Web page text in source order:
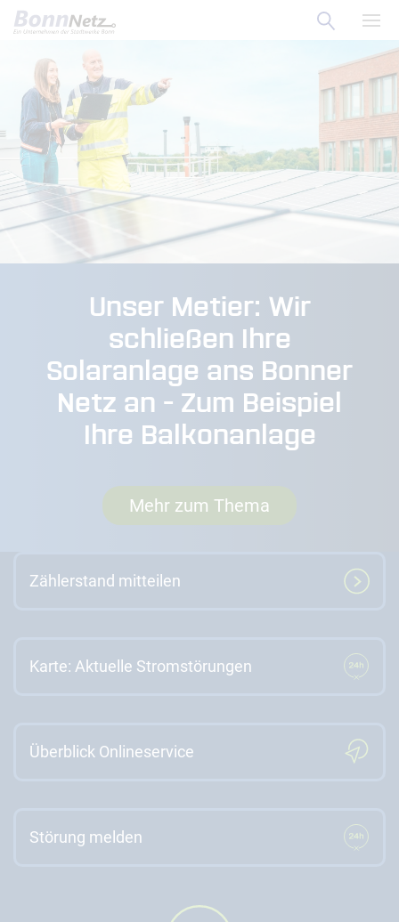
Zum Menü
Zum Inhalt
Suche
Unser Metier: Wir
schließen Ihre
Solaranlage ans Bonner
Netz an - Zum Beispiel
Ihre Balkonanlage
Mehr zum Thema
Zählerstand mitteilen
Karte: Aktuelle Stromstörungen
Überblick Onlineservice
Störung melden